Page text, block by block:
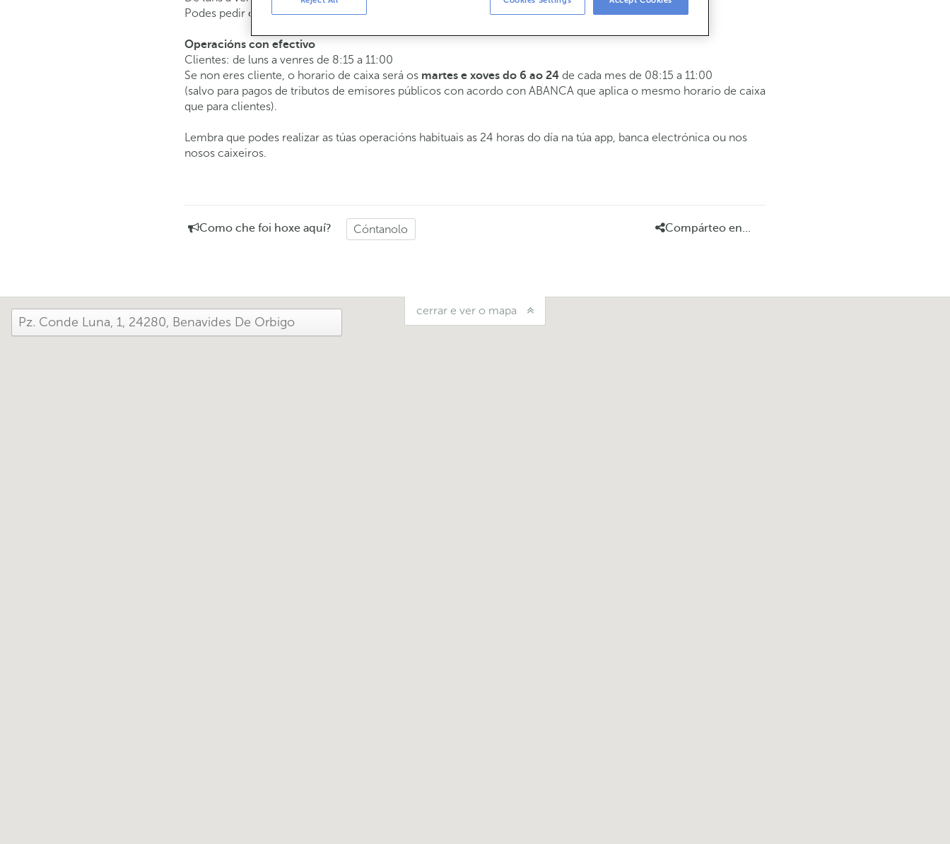
Podes pedir cita previae atenderémoste o día e hora que escollas
Operacións con efectivo
Clientes: de luns a venres de 8:15 a 11:00
Se non eres cliente, o horario de caixa será os martes e xoves do 6 ao 24 de cada mes de 08:15 a 11:00
(salvo para pagos de tributos de emisores públicos con acordo con ABANCA que aplica o mesmo horario de caixa
que para clientes).
Lembra que podes realizar as túas operacións habituais as 24 horas do día na túa app, banca electrónica ou nos
nosos caixeiros.
Como che foi hoxe aquí? Cóntanolo Compárteo en...
cerrar e ver o mapa